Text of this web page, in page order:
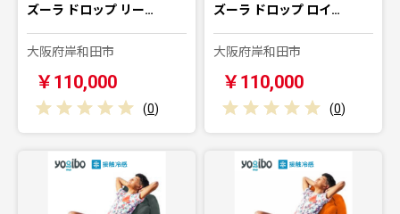
ズーラ ドロップ リー…
大阪府岸和田市
￥110,000
(0)
ズーラ ドロップ ロイ…
大阪府岸和田市
￥110,000
(0)